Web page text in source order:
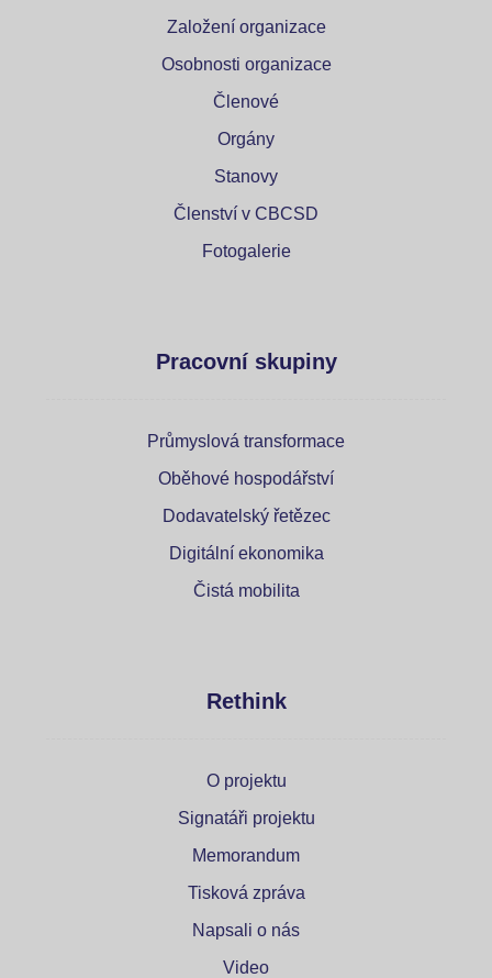
Založení organizace
Osobnosti organizace
Členové
Orgány
Stanovy
Členství v CBCSD
Fotogalerie
Pracovní skupiny
Průmyslová transformace
Oběhové hospodářství
Dodavatelský řetězec
Digitální ekonomika
Čistá mobilita
Rethink
O projektu
Signatáři projektu
Memorandum
Tisková zpráva
Napsali o nás
Video